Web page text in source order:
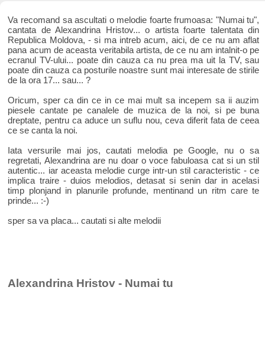
Va recomand sa ascultati o melodie foarte frumoasa: "Numai tu",
cantata de Alexandrina Hristov... o artista foarte talentata din
Republica Moldova, - si ma intreb acum, aici, de ce nu am aflat
pana acum de aceasta veritabila artista, de ce nu am intalnit-o pe
ecranul TV-ului... poate din cauza ca nu prea ma uit la TV, sau
poate din cauza ca posturile noastre sunt mai interesate de stirile
de la ora 17... sau... ?
Oricum, sper ca din ce in ce mai mult sa incepem sa ii auzim
piesele cantate pe canalele de muzica de la noi, si pe buna
dreptate, pentru ca aduce un suflu nou, ceva diferit fata de ceea
ce se canta la noi.
Iata versurile mai jos, cautati melodia pe Google, nu o sa
regretati, Alexandrina are nu doar o voce fabuloasa cat si un stil
autentic... iar aceasta melodie curge intr-un stil caracteristic - ce
implica traire - duios melodios, detasat si senin dar in acelasi
timp plonjand in planurile profunde, mentinand un ritm care te
prinde... :-)
sper sa va placa... cautati si alte melodii
Alexandrina Hristov - Numai tu